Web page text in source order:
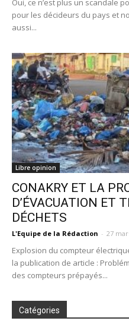
Oui, ce n’est plus un scandale
pour les décideurs du pays et
aussi...
Libre opinion
CONAKRY ET LA
D’ÉVACUATION ET
DÉCHETS
L'Equipe de la Rédaction - 27
Explosion du compteur
la publication de article :
des compteurs prépayés...
Catégories